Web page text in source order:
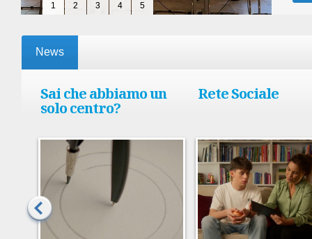
prev next
1 2 3 4 5
1 2 3 4 5
News
Sai che abbiamo un
solo centro?
Rete Sociale